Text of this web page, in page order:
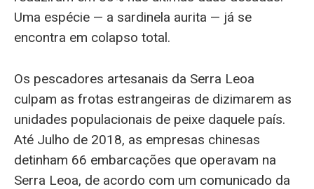
Uma espécie — a sardinela aurita — já se
encontra em colapso total.
Os pescadores artesanais da Serra Leoa
culpam as frotas estrangeiras de dizimarem as
unidades populacionais de peixe daquele país.
Até Julho de 2018, as empresas chinesas
detinham 66 embarcações que operavam na
Serra Leoa, de acordo com um comunicado da